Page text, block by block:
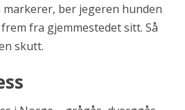
ber jegeren hunden
fra gjemmestedet sitt. Så
skutt.